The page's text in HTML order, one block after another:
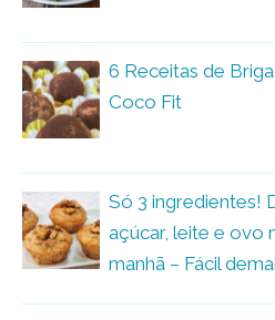
6 Receitas de
Coco Fit
Só 3 ingredientes!
açúcar, leite e ovo
manhã – Fácil